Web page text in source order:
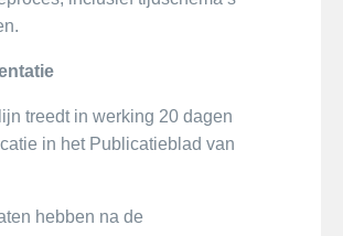
treedt in werking 20 dagen
in het Publicatieblad van
hebben na de